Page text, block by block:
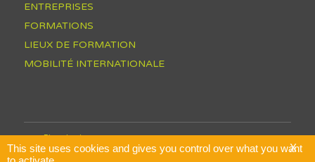
ENTREPRISES
FORMATIONS
LIEUX DE FORMATION
MOBILITÉ INTERNATIONALE
Plan du site
Mentions légales
Conditions Générales de Vente
X
This site uses cookies and gives you control over what you want